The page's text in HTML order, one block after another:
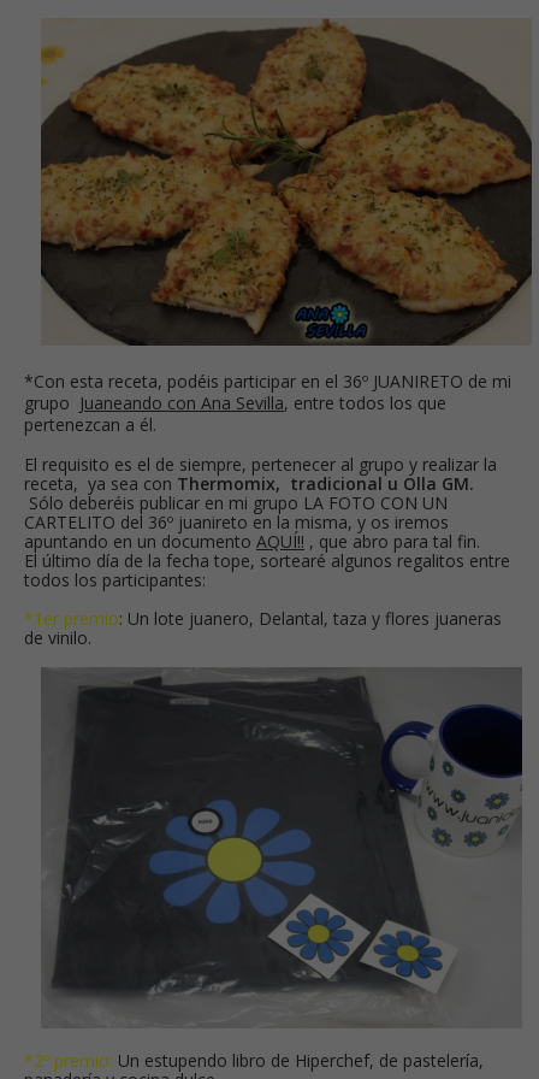
*Con esta receta, podéis participar en el 36º JUANIRETO de mi
grupo Juaneando con Ana Sevilla, entre todos los que
pertenezcan a él.
El requisito es el de siempre, pertenecer al grupo y realizar la
receta, ya sea con Thermomix, tradicional u Olla GM.
Sólo deberéis publicar en mi grupo LA FOTO CON UN
CARTELITO del 36º juanireto en la misma, y os iremos
apuntando en un documento AQUÍ!! , que abro para tal fin.
El último día de la fecha tope, sortearé algunos regalitos entre
todos los participantes:
*1er premio: Un lote juanero, Delantal, taza y flores juaneras
de vinilo.
*2º premio: Un estupendo libro de Hiperchef, de pastelería,